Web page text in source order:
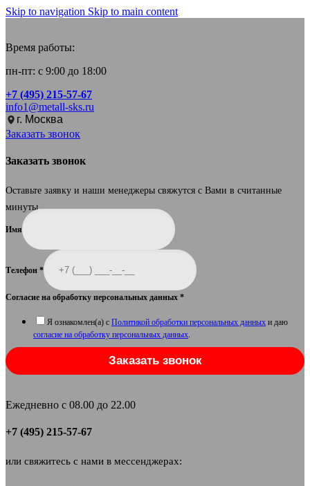
Skip to navigation Skip to main content
Время работы:
пн-пт: с 9:00 до 18:00
+7 (495) 215-57-67
info1@metall-sks.ru
г. Москва
Заказать звонок
Заказать звонок
Оставьте заявку и наши менеджеры свяжутся с Вами в считанные
минуты.
Имя
Телефон *
Согласие на обработку персональных данных *
Я ознакомлен(а) с Политикой обработки персональных данных и даю
согласие на обработку персональных данных
Заказать звонок
Ежедневно с 08.00 до 22.00
+7 (495) 215-57-67
или свяжитесь с нами в мессенджерах: